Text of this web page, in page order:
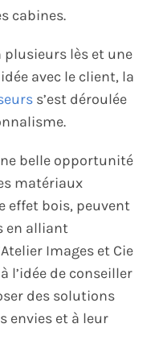
cabines.
plusieurs lès et une
avec le client, la
s’est déroulée
belle opportunité
matériaux
effet bois, peuvent
en alliant
Images et Cie
l’idée de conseiller
des solutions
envies et à leur